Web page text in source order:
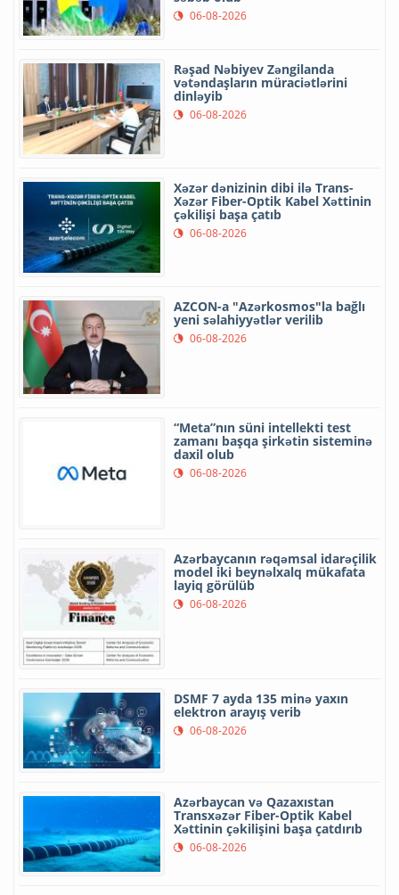
06-08-2026
Rəşad Nəbiyev Zəngilanda
vətəndaşların müraciətlərini
dinləyib
06-08-2026
Xəzər dənizinin dibi ilə Trans-
Xəzər Fiber-Optik Kabel Xəttinin
çəkilişi başa çatıb
06-08-2026
AZCON-a "Azərkosmos"la bağlı
yeni səlahiyyətlər verilib
06-08-2026
“Meta”nın süni intellekti test
zamanı başqa şirkətin sisteminə
daxil olub
06-08-2026
Azərbaycanın rəqəmsal idarəçilik
model iki beynəlxalq mükafata
layiq görülüb
06-08-2026
DSMF 7 ayda 135 minə yaxın
elektron arayış verib
06-08-2026
Azərbaycan və Qazaxıstan
Transxəzər Fiber-Optik Kabel
Xəttinin çəkilişini başa çatdırıb
06-08-2026